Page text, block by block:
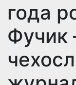
года
Фучик